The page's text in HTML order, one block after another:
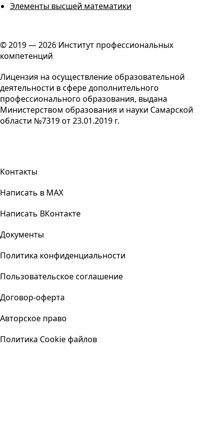
Элементы высшей математики
© 2019 — 2026 Институт профессиональных
компетенций
Лицензия на осуществление образовательной
деятельности в сфере дополнительного
профессионального образования, выдана
Министерством образования и науки Самарской
области №7319 от 23.01.2019 г.
Контакты
Написать в MAX
Написать ВКонтакте
Документы
Политика конфиденциальности
Пользовательское соглашение
Договор-оферта
Авторское право
Политика Cookie файлов